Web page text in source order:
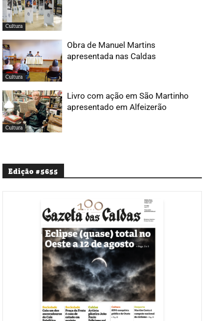
Cultura
Cultura
Obra de Manuel Martins
apresentada nas Caldas
Cultura
Livro com ação em São Martinho
apresentado em Alfeizerão
Edição #5655